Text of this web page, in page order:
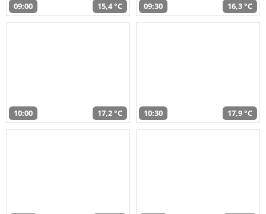
09:00 15,4 °C 09:30 16,3 °C
10:00 17,2 °C 10:30 17,9 °C